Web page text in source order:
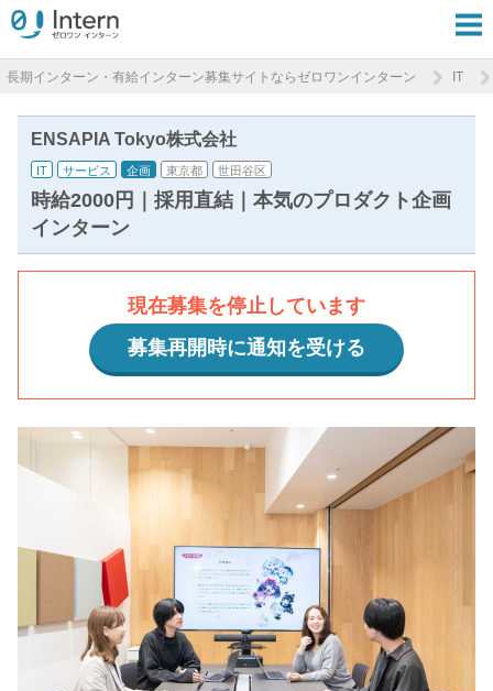
長期インターン・有給インターン募集サイトならゼロワンインターン IT
ENSAPIA Tokyo株式会社
IT サービス 企画 東京都 世田谷区
時給2000円｜採用直結｜本気のプロダクト企画
インターン
現在募集を停止しています
募集再開時に通知を受ける